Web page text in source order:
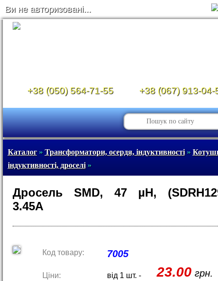
Ви не авторизовані...
+38 (050) 564-71-55 +38 (067) 913-04-
Каталог» Трансформатори, осердя, індуктивності»
індуктивності, дроселі»
Дросель SMD, 47 µH,
3.45A
Код товару: 7005
Ціни: від 1 шт. - 23.00грн.